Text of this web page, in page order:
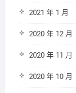
2021 年 1 月
2020 年 12 月
2020 年 11 月
2020 年 10 月